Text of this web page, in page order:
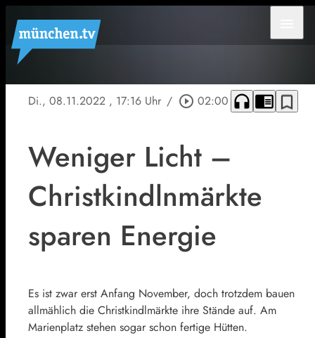
Di., 08.11.2022 , 17:16 Uhr / play_circle_outline 02:00 headphones chrome_reader_mode bookmark_border
Weniger Licht –
Christkindlnmärkte
sparen Energie
Es ist zwar erst Anfang November, doch trotzdem bauen
allmählich die Christkindlmärkte ihre Stände auf. Am
Marienplatz stehen sogar schon fertige Hütten.